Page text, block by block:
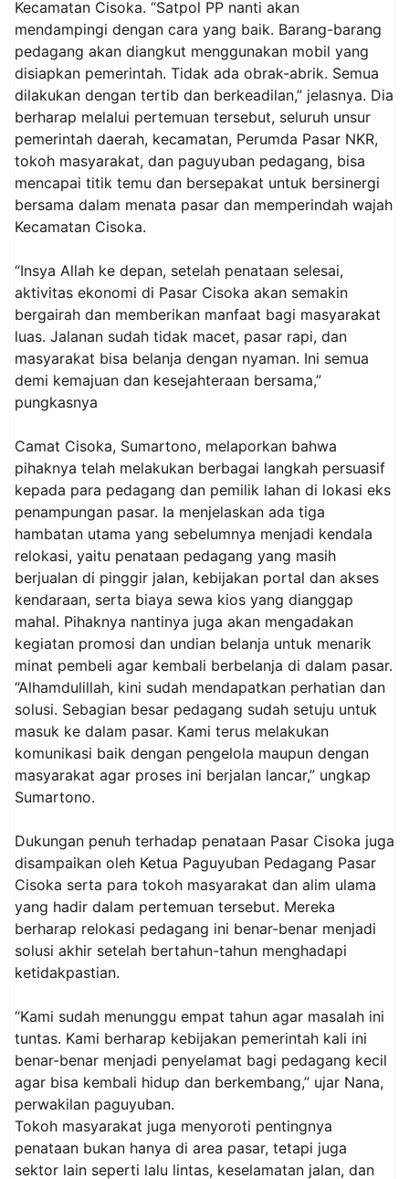
Kecamatan Cisoka. “Satpol PP nanti akan
mendampingi dengan cara yang baik. Barang-barang
pedagang akan diangkut menggunakan mobil yang
disiapkan pemerintah. Tidak ada obrak-abrik. Semua
dilakukan dengan tertib dan berkeadilan,” jelasnya. Dia
berharap melalui pertemuan tersebut, seluruh unsur
pemerintah daerah, kecamatan, Perumda Pasar NKR,
tokoh masyarakat, dan paguyuban pedagang, bisa
mencapai titik temu dan bersepakat untuk bersinergi
bersama dalam menata pasar dan memperindah wajah
Kecamatan Cisoka.
“Insya Allah ke depan, setelah penataan selesai,
aktivitas ekonomi di Pasar Cisoka akan semakin
bergairah dan memberikan manfaat bagi masyarakat
luas. Jalanan sudah tidak macet, pasar rapi, dan
masyarakat bisa belanja dengan nyaman. Ini semua
demi kemajuan dan kesejahteraan bersama,”
pungkasnya
Camat Cisoka, Sumartono, melaporkan bahwa
pihaknya telah melakukan berbagai langkah persuasif
kepada para pedagang dan pemilik lahan di lokasi eks
penampungan pasar. Ia menjelaskan ada tiga
hambatan utama yang sebelumnya menjadi kendala
relokasi, yaitu penataan pedagang yang masih
berjualan di pinggir jalan, kebijakan portal dan akses
kendaraan, serta biaya sewa kios yang dianggap
mahal. Pihaknya nantinya juga akan mengadakan
kegiatan promosi dan undian belanja untuk menarik
minat pembeli agar kembali berbelanja di dalam pasar.
“Alhamdulillah, kini sudah mendapatkan perhatian dan
solusi. Sebagian besar pedagang sudah setuju untuk
masuk ke dalam pasar. Kami terus melakukan
komunikasi baik dengan pengelola maupun dengan
masyarakat agar proses ini berjalan lancar,” ungkap
Sumartono.
Dukungan penuh terhadap penataan Pasar Cisoka juga
disampaikan oleh Ketua Paguyuban Pedagang Pasar
Cisoka serta para tokoh masyarakat dan alim ulama
yang hadir dalam pertemuan tersebut. Mereka
berharap relokasi pedagang ini benar-benar menjadi
solusi akhir setelah bertahun-tahun menghadapi
ketidakpastian.
“Kami sudah menunggu empat tahun agar masalah ini
tuntas. Kami berharap kebijakan pemerintah kali ini
benar-benar menjadi penyelamat bagi pedagang kecil
agar bisa kembali hidup dan berkembang,” ujar Nana,
perwakilan paguyuban.
Tokoh masyarakat juga menyoroti pentingnya
penataan bukan hanya di area pasar, tetapi juga
sektor lain seperti lalu lintas, keselamatan jalan, dan